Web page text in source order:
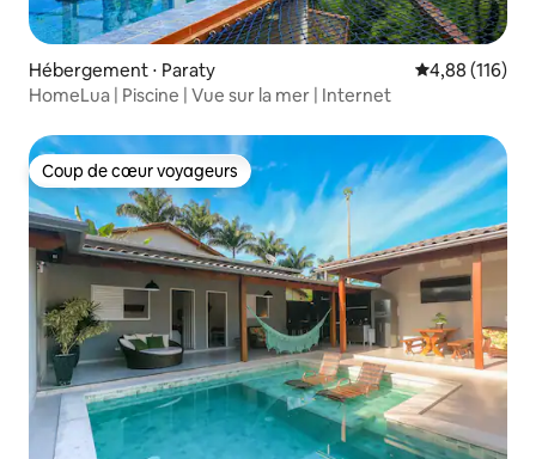
Hébergement ⋅ Paraty Évaluation
4,88 (116)
HomeLua | Piscine | Vue sur la mer | Internet
Coup de cœur voyageurs
Coup de cœur voyageurs